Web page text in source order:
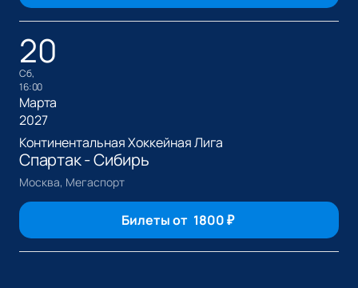
20
сб,
16:00
Марта
2027
Континентальная Хоккейная Лига
Спартак - Сибирь
Москва, Мегаспорт
Билеты от 1800₽